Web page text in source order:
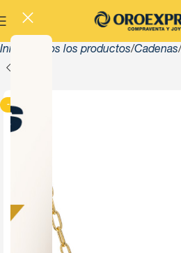
Inicio Todos los productos Cadenas
-13%